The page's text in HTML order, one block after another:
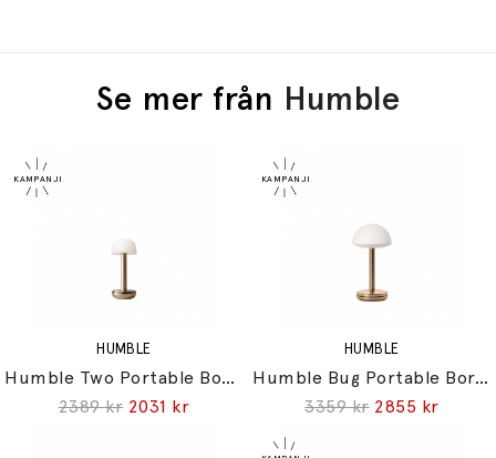
Se mer från Humble
HUMBLE
Humble Two Portable Bordslampa Gold/Frosted
2389 kr 2031 kr
HUMBLE
Humble Bug Portable Bordslampa Gold/Frosted
3359 kr 2855 kr